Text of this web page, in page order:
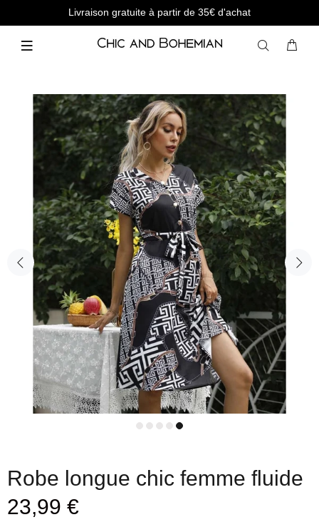
Livraison gratuite à partir de 35€ d'achat
Robe longue chic femme fluide
23,99 €